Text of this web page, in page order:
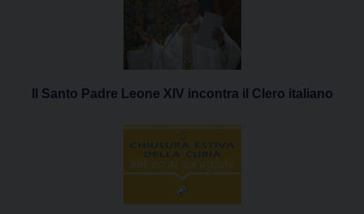
Il Santo Padre Leone XIV incontra il Clero italiano